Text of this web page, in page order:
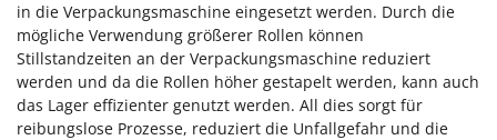
in die Verpackungsmaschine eingesetzt werden. Durch die
mögliche Verwendung größerer Rollen können
Stillstandzeiten an der Verpackungsmaschine reduziert
werden und da die Rollen höher gestapelt werden, kann auch
das Lager effizienter genutzt werden. All dies sorgt für
reibungslose Prozesse, reduziert die Unfallgefahr und die